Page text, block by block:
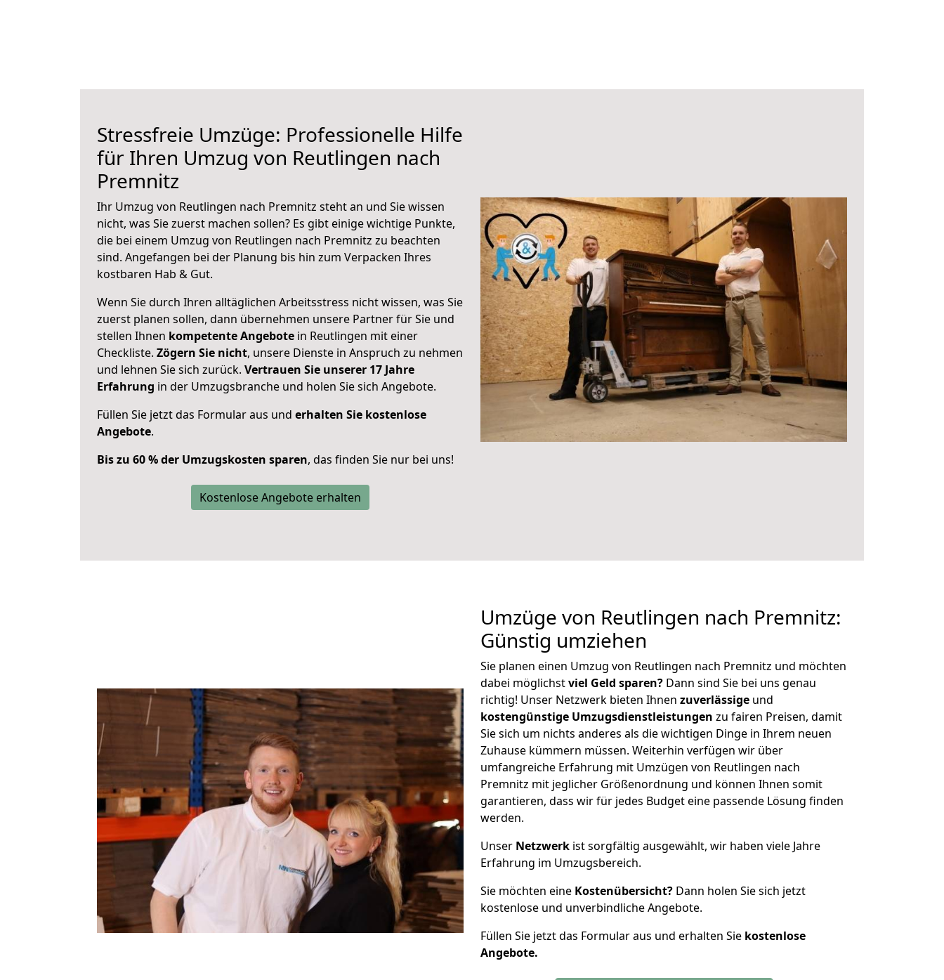
Stressfreie Umzüge: Professionelle Hilfe
für Ihren Umzug von Reutlingen nach
Premnitz
Ihr Umzug von Reutlingen nach Premnitz steht an und Sie wissen
nicht, was Sie zuerst machen sollen? Es gibt einige wichtige Punkte,
die bei einem Umzug von Reutlingen nach Premnitz zu beachten
sind. Angefangen bei der Planung bis hin zum Verpacken Ihres
kostbaren Hab & Gut.
Wenn Sie durch Ihren alltäglichen Arbeitsstress nicht wissen, was Sie
zuerst planen sollen, dann übernehmen unsere Partner für Sie und
stellen Ihnen kompetente Angebote in Reutlingen mit einer
Checkliste. Zögern Sie nicht, unsere Dienste in Anspruch zu nehmen
und lehnen Sie sich zurück. Vertrauen Sie unserer 17 Jahre
Erfahrung in der Umzugsbranche und holen Sie sich Angebote.
Füllen Sie jetzt das Formular aus und erhalten Sie kostenlose
Angebote.
Bis zu 60 % der Umzugskosten sparen, das finden Sie nur bei uns!
Kostenlose Angebote erhalten
Umzüge von Reutlingen nach Premnitz:
Günstig umziehen
Sie planen einen Umzug von Reutlingen nach Premnitz und möchten
dabei möglichstviel Geld sparen? Dann sind Sie bei uns genau
richtig! Unser Netzwerk bieten Ihnen zuverlässige und
kostengünstige Umzugsdienstleistungen zu fairen Preisen, damit
Sie sich um nichts anderes als die wichtigen Dinge in Ihrem neuen
Zuhause kümmern müssen. Weiterhin verfügen wir über
umfangreiche Erfahrung mit Umzügen von Reutlingen nach
Premnitz mit jeglicher Größenordnung und können Ihnen somit
garantieren, dass wir für jedes Budget eine passende Lösung finden
werden.
Unser Netzwerk ist sorgfältig ausgewählt, wir haben viele Jahre
Erfahrung im Umzugsbereich.
Sie möchten eine Kostenübersicht? Dann holen Sie sich jetzt
kostenlose und unverbindliche Angebote.
Füllen Sie jetzt das Formular aus und erhalten Sie kostenlose
Angebote.